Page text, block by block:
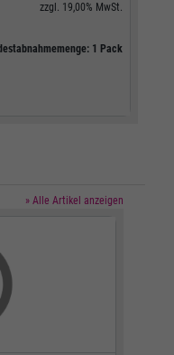
zzgl. 19,00% MwSt.
1 Pack
» Alle Artikel anzeigen